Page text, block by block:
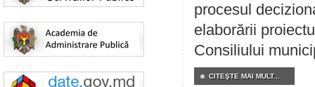
procesul
elaborării
Consiliului
CITEŞTE MAI MULT...